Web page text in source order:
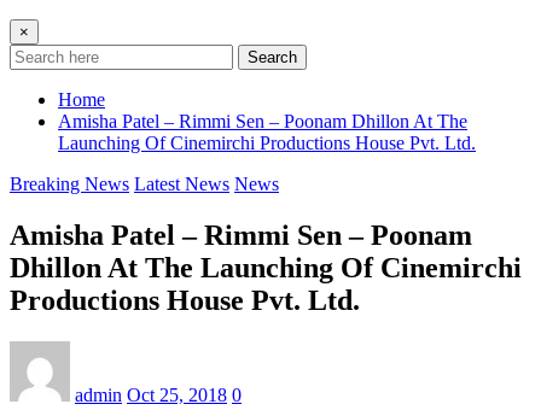
×
Search
Home
Amisha Patel – Rimmi Sen – Poonam Dhillon At The
Launching Of Cinemirchi Productions House Pvt. Ltd.
Breaking News Latest News News
Amisha Patel – Rimmi Sen – Poonam
Dhillon At The Launching Of Cinemirchi
Productions House Pvt. Ltd.
admin Oct 25, 2018 0